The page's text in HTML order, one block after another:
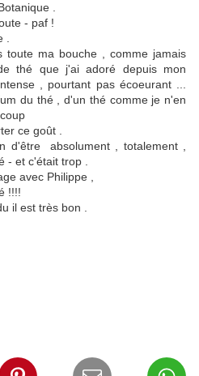
.
- paf !
ma bouche , comme jamais
thé que j'ai adoré depuis mon
, pourtant pas écoeurant ...
du thé , d'un thé comme je n'en
ce goût .
absolument , totalement ,
et c'était trop .
avec Philippe ,
est très bon .